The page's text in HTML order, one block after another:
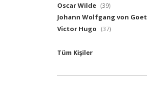
Oscar Wilde (39)
Johann Wolfgang von
Victor Hugo (37)
Tüm Kişiler